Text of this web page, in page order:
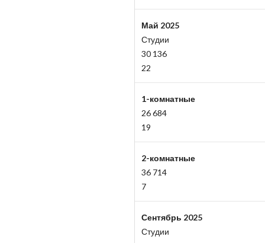
Май 2025
Студии
30 136
22
1-комнатные
26 684
19
2-комнатные
36 714
7
Сентябрь 2025
Студии